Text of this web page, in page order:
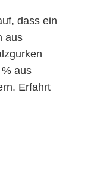
dass ein
aus
aus
Erfahrt